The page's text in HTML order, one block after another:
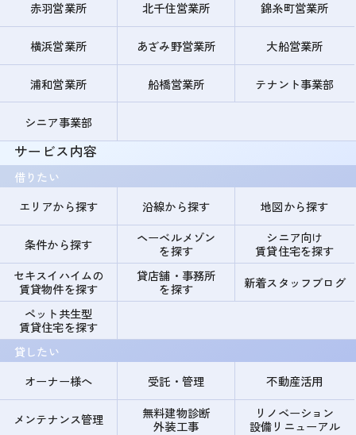
赤羽営業所 北千住営業所 錦糸町営業所
横浜営業所 あざみ野営業所 大船営業所
浦和営業所 船橋営業所 テナント事業部
シニア事業部
サービス内容
借りたい
エリアから探す
沿線から探す 地図から探す
条件から探す
ヘーベルメゾン
を探す
シニア向け
賃貸住宅を探す
セキスイハイムの
賃貸物件を探す
貸店舗・事務所
を探す
新着スタッフブログ
ペット共生型
賃貸住宅を探す
貸したい
オーナー様へ
受託・管理 不動産活用
メンテナンス管理
無料建物診断
外装工事
リノベーション
設備リニューアル